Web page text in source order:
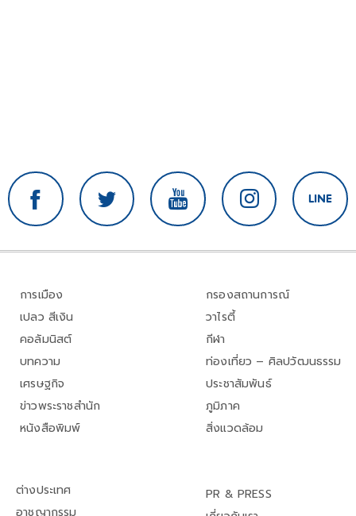
การเมือง
เปลว สีเงิน
คอลัมนิสต์
บทความ
เศรษฐกิจ
ข่าวพระราชสำนัก
หนังสือพิมพ์
กรองสถานการณ์
วาไรตี้
กีฬา
ท่องเที่ยว – ศิลปวัฒนธรรม
ประชาสัมพันธ์
ภูมิภาค
สิ่งแวดล้อม
ต่างประเทศ
อาชญากรรม
PR & PRESS